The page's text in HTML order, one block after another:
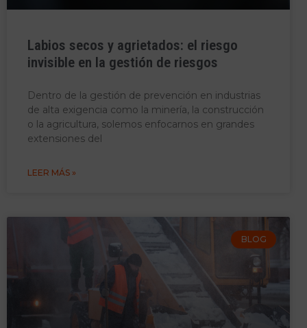
Labios secos y agrietados: el riesgo
invisible en la gestión de riesgos
Dentro de la gestión de prevención en industrias
de alta exigencia como la minería, la construcción
o la agricultura, solemos enfocarnos en grandes
extensiones del
LEER MÁS »
BLOG